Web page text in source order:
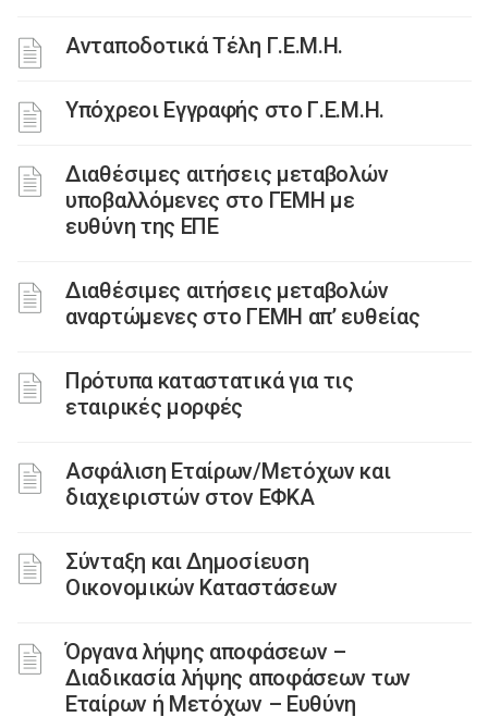
Ανταποδοτικά Τέλη Γ.Ε.Μ.Η.
Υπόχρεοι Εγγραφής στο Γ.Ε.Μ.Η.
Διαθέσιμες αιτήσεις μεταβολών
υποβαλλόμενες στο ΓΕΜΗ με
ευθύνη της ΕΠΕ
Διαθέσιμες αιτήσεις μεταβολών
αναρτώμενες στο ΓΕΜΗ απ’ ευθείας
Πρότυπα καταστατικά για τις
εταιρικές μορφές
Ασφάλιση Εταίρων/Μετόχων και
διαχειριστών στον ΕΦΚΑ
Σύνταξη και Δημοσίευση
Οικονομικών Καταστάσεων
Όργανα λήψης αποφάσεων –
Διαδικασία λήψης αποφάσεων των
Εταίρων ή Μετόχων – Ευθύνη